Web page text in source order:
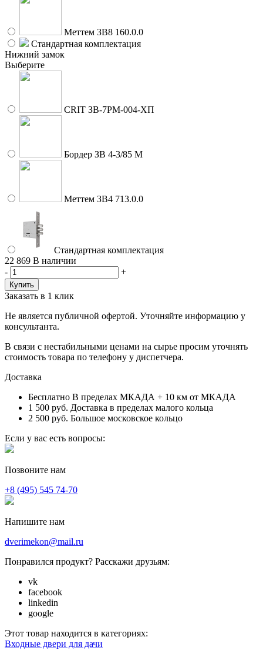
Меттем ЗВ8 160.0.0
Стандартная комплектация
Нижний замок
Выберите
CRIT ЗВ-7РМ-004-ХП
Бордер ЗВ 4-3/85 М
Меттем ЗВ4 713.0.0
Стандартная комплектация
22 869 В наличии
-
+
Заказать в 1 клик
Не является публичной офертой. Уточняйте информацию у
консультанта.
В связи с нестабильными ценами на сырье просим уточнять
стоимость товара по телефону у диспетчера.
Доставка
Бесплатно В пределах МКАДА + 10 км от МКАДА
1 500 руб. Доставка в пределах малого кольца
2 500 руб. Большое московское кольцо
Если у вас есть вопросы:
Позвоните нам
+8 (495) 545 74-70
Напишите нам
dverimekon@mail.ru
Понравился продукт? Расскажи друзьям:
vk
facebook
linkedin
google
Этот товар находится в категориях:
Входные двери для дачи